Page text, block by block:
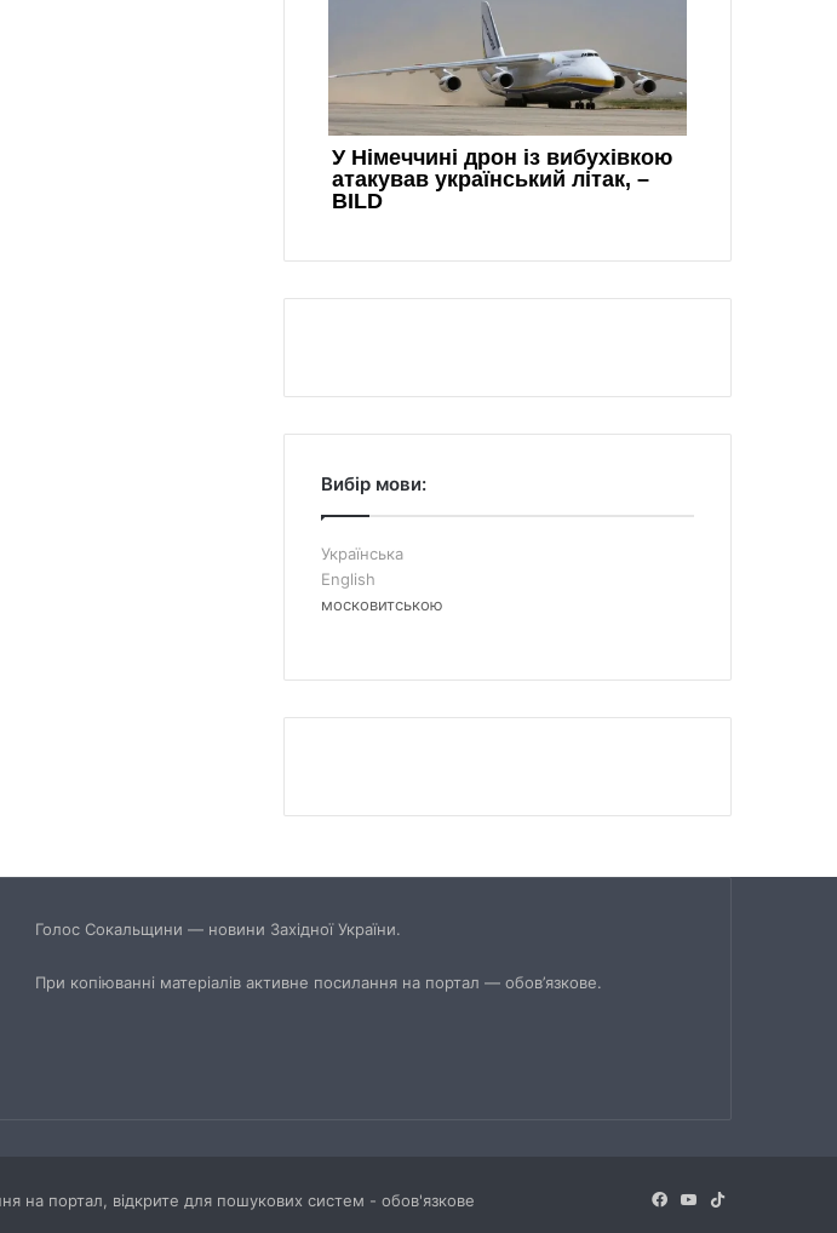
Вибір мови:
Українська
English
московитською
Голос Сокальщини — новини Західної України.
При копіюванні матеріалів активне посилання на портал — обов’язкове.
на портал, відкрите для пошукових систем - обов'язкове Facebook
YouTube
TikTok